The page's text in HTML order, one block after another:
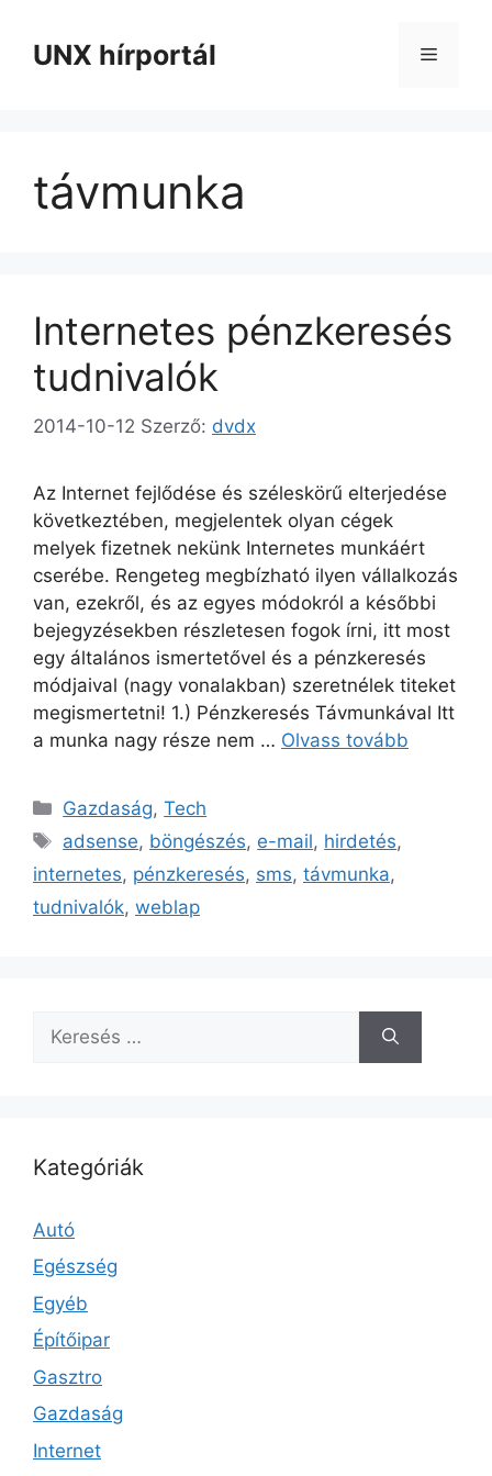
tartalomba
UNX hírportál Menü
távmunka
Internetes pénzkeresés
tudnivalók
2014-10-12 Szerző: dvdx
Az Internet fejlődése és széleskörű elterjedése
következtében, megjelentek olyan cégek
melyek fizetnek nekünk Internetes munkáért
cserébe. Rengeteg megbízható ilyen vállalkozás
van, ezekről, és az egyes módokról a későbbi
bejegyzésekben részletesen fogok írni, itt most
egy általános ismertetővel és a pénzkeresés
módjaival (nagy vonalakban) szeretnélek titeket
megismertetni! 1.) Pénzkeresés Távmunkával Itt
a munka nagy része nem … Olvass tovább
Kategória
Gazdaság,Tech
Címkék
adsense, böngészés, e-mail, hirdetés,
internetes, pénzkeresés, sms, távmunka,
tudnivalók, weblap
Keresés:
Kategóriák
Autó
Egészség
Egyéb
Építőipar
Gasztro
Gazdaság
Internet